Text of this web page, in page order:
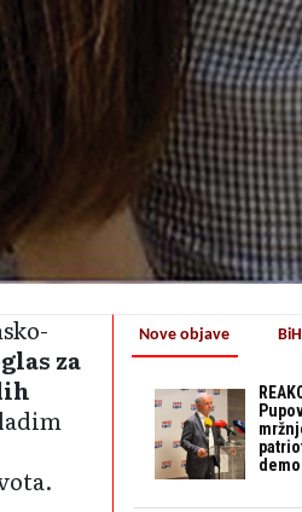
za
Nove objave BiH